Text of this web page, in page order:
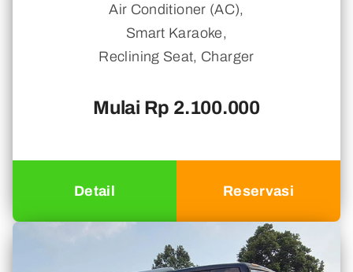
Air Conditioner (AC),
Smart Karaoke,
Reclining Seat, Charger
Mulai Rp 2.100.000
Detail Reservasi